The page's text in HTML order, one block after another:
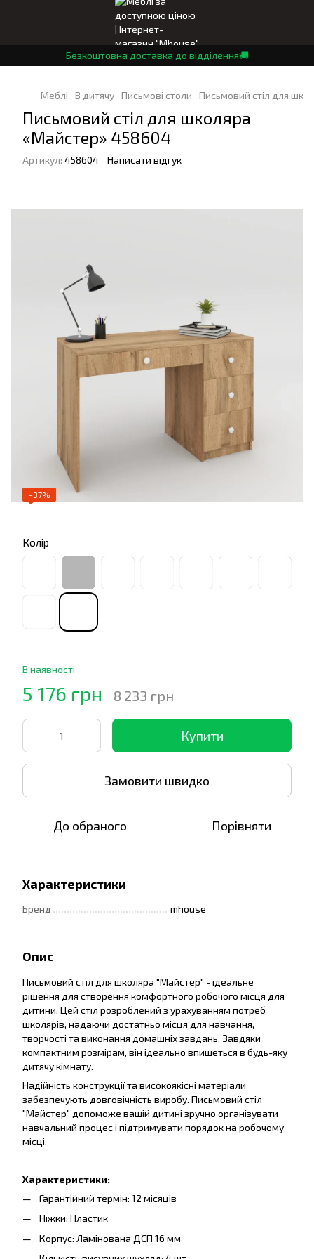
Безкоштовна доставка до відділення🚚
Меблі В дитячу Письмові столи Письмовий стіл для
Письмовий стіл для школяра
«Майстер» 458604
Артикул: 458604 Написати відгук
−37%
Колір
В наявності
5 176 грн 8 233 грн
Купити
Замовити швидко
До обраного Порівняти
Характеристики
Бренд mhouse
Опис
Письмовий стіл для школяра "Майстер" - ідеальне
рішення для створення комфортного робочого місця для
дитини. Цей стіл розроблений з урахуванням потреб
школярів, надаючи достатньо місця для навчання,
творчості та виконання домашніх завдань. Завдяки
компактним розмірам, він ідеально впишеться в будь-яку
дитячу кімнату.
Надійність конструкції та високоякісні матеріали
забезпечують довговічність виробу. Письмовий стіл
"Майстер" допоможе вашій дитині зручно організувати
навчальний процес і підтримувати порядок на робочому
місці.
Характеристики:
Гарантійний термін: 12 місяців
Ніжки: Пластик
Корпус: Ламінована ДСП 16 мм